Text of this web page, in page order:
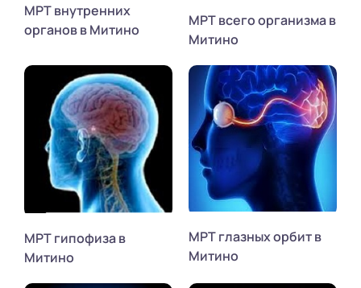
МРТ внутренних
органов в Митино
МРТ всего организма в
Митино
МРТ гипофиза в
Митино
МРТ глазных орбит в
Митино